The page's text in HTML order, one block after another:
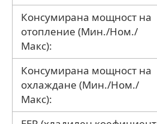
Консумирана мощност на
отопление (Мин./Ном./
Макс):
Консумирана мощност на
охлаждане (Мин./Ном./
Макс):